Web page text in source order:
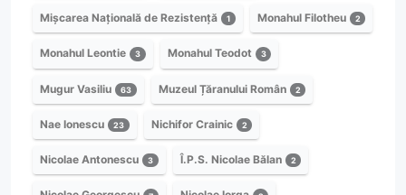
Mișcarea Națională de Rezistență 1 Monahul Filotheu 2
Monahul Leontie 3 Monahul Teodot 3
Mugur Vasiliu 63 Muzeul Țăranului Român 2
Nae Ionescu 23 Nichifor Crainic 2
Nicolae Antonescu 3 Î.P.S. Nicolae Bălan 2